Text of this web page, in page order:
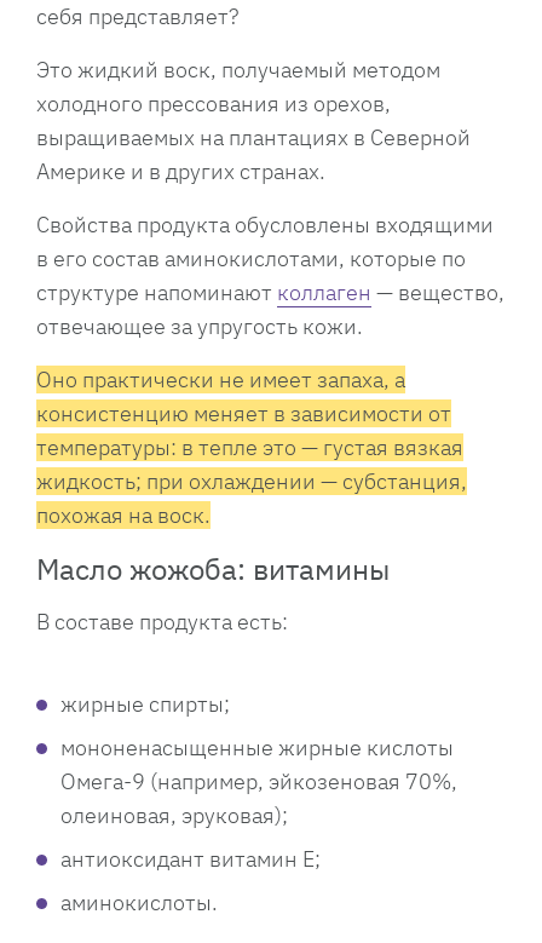
себя представляет?
Это жидкий воск, получаемый методом
холодного прессования из орехов,
выращиваемых на плантациях в Северной
Америке и в других странах.
Свойства продукта обусловлены входящими
в его состав аминокислотами, которые по
структуре напоминают коллаген — вещество,
отвечающее за упругость кожи.
Оно практически не имеет запаха, а
консистенцию меняет в зависимости от
температуры: в тепле это — густая вязкая
жидкость; при охлаждении — субстанция,
похожая на воск.
Масло жожоба: витамины
В составе продукта есть:
жирные спирты;
мононенасыщенные жирные кислоты
Омега-9 (например, эйкозеновая 70%,
олеиновая, эруковая);
антиоксидант витамин Е;
аминокислоты.